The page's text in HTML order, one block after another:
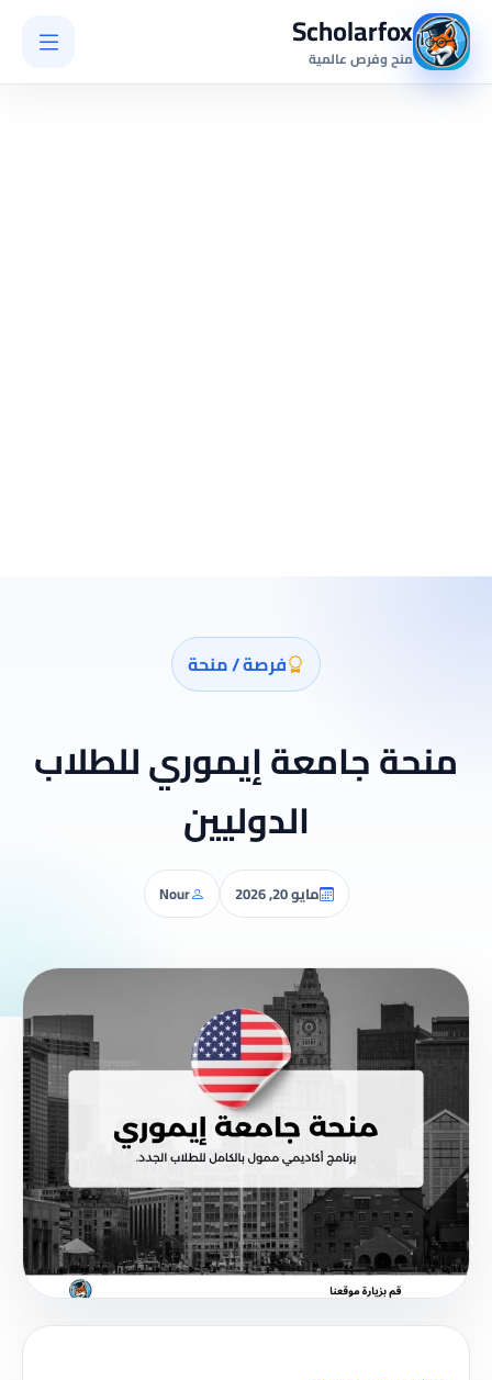
Scholarfox
منح وفرص عالمية
فرصة / منحة
منحة جامعة إيموري للطلاب
الدوليين
مايو 20, 2026 Nour